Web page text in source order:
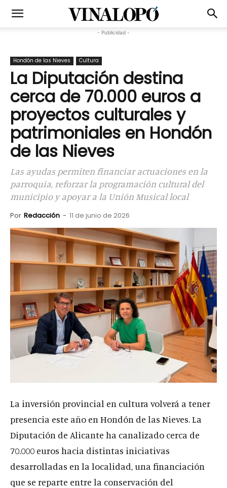
- Publicidad -
Hondón de las Nieves Cultura
La Diputación destina
cerca de 70.000 euros a
proyectos culturales y
patrimoniales en Hondón
de las Nieves
Las ayudas permiten financiar actuaciones en la
parroquia, reforzar la programación cultural del
municipio y apoyar a la Unión Musical local
Por Redacción - 11 de junio de 2026
La inversión provincial en cultura volverá a tener
presencia este año en Hondón de las Nieves. La
Diputación de Alicante ha canalizado cerca de
70.000 euros hacia distintas iniciativas
desarrolladas en la localidad, una financiación
que se reparte entre la conservación del